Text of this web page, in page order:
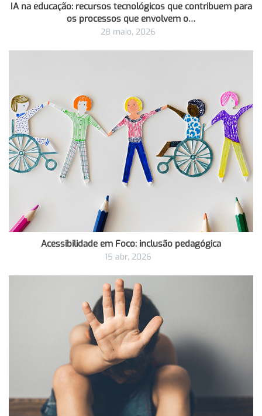
IA na educação: recursos tecnológicos que contribuem para
os processos que envolvem o…
28 maio, 2026
Acessibilidade em Foco: inclusão pedagógica
15 abr, 2026